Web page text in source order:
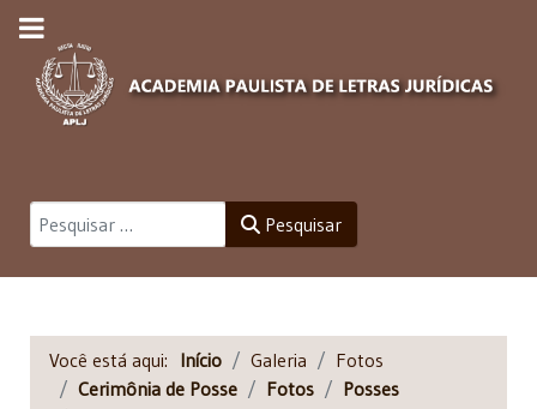
Pesquisar Pesquisar
Você está aqui: Início Galeria
Fotos
Cerimônia de Posse
Fotos
Posses